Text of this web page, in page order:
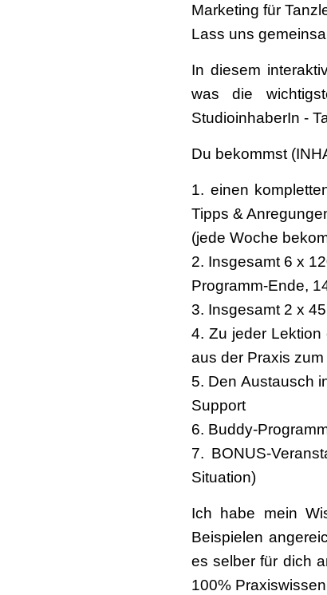
Marketing für
Lass uns
In diesem
was die
StudioinhaberIn -
Du bekommst
1. einen
Tipps &
(jede Woche
2. Insgesamt 6 x
Programm-Ende,
3. Insgesamt 2 x
4. Zu jeder Lektion
aus der Praxis
5. Den Austausch
Support
6. Buddy-
7. BONUS-
Situation)
Ich habe mein
Beispielen
es selber für dich
100%